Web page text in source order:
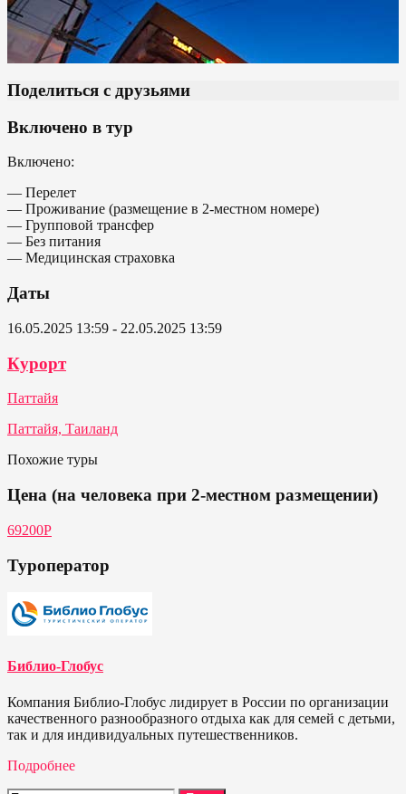
Поделиться с друзьями
Включено в тур
Включено:
— Перелет
— Проживание (размещение в 2-местном номере)
— Групповой трансфер
— Без питания
— Медицинская страховка
Даты
16.05.2025 13:59 - 22.05.2025 13:59
Курорт
Паттайя
Паттайя, Таиланд
Похожие туры
Цена (на человека при 2-местном размещении)
69200P
Туроператор
Библио-Глобус
Компания Библио-Глобус лидирует в России по организации
качественного разнообразного отдыха как для семей с детьми,
так и для индивидуальных путешественников.
Подробнее